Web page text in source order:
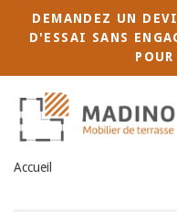
DEMANDEZ UN
D'ESSAI SANS
Accueil